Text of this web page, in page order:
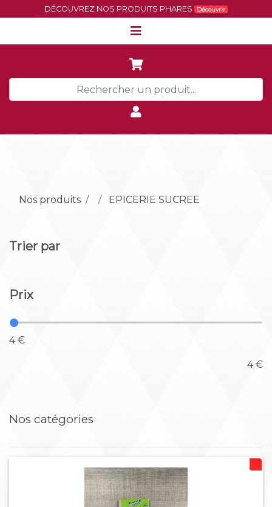
DÉCOUVREZ NOS PRODUITS PHARES Découvrir
Nos produits EPICERIE SUCREE
Trier par
Prix
4 €
4 €
Nos catégories